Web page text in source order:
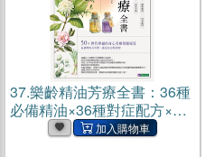
37.樂齡精油芳療全書：36種
必備精油×36種對症配方×8
種純露×24種實用芳香小物